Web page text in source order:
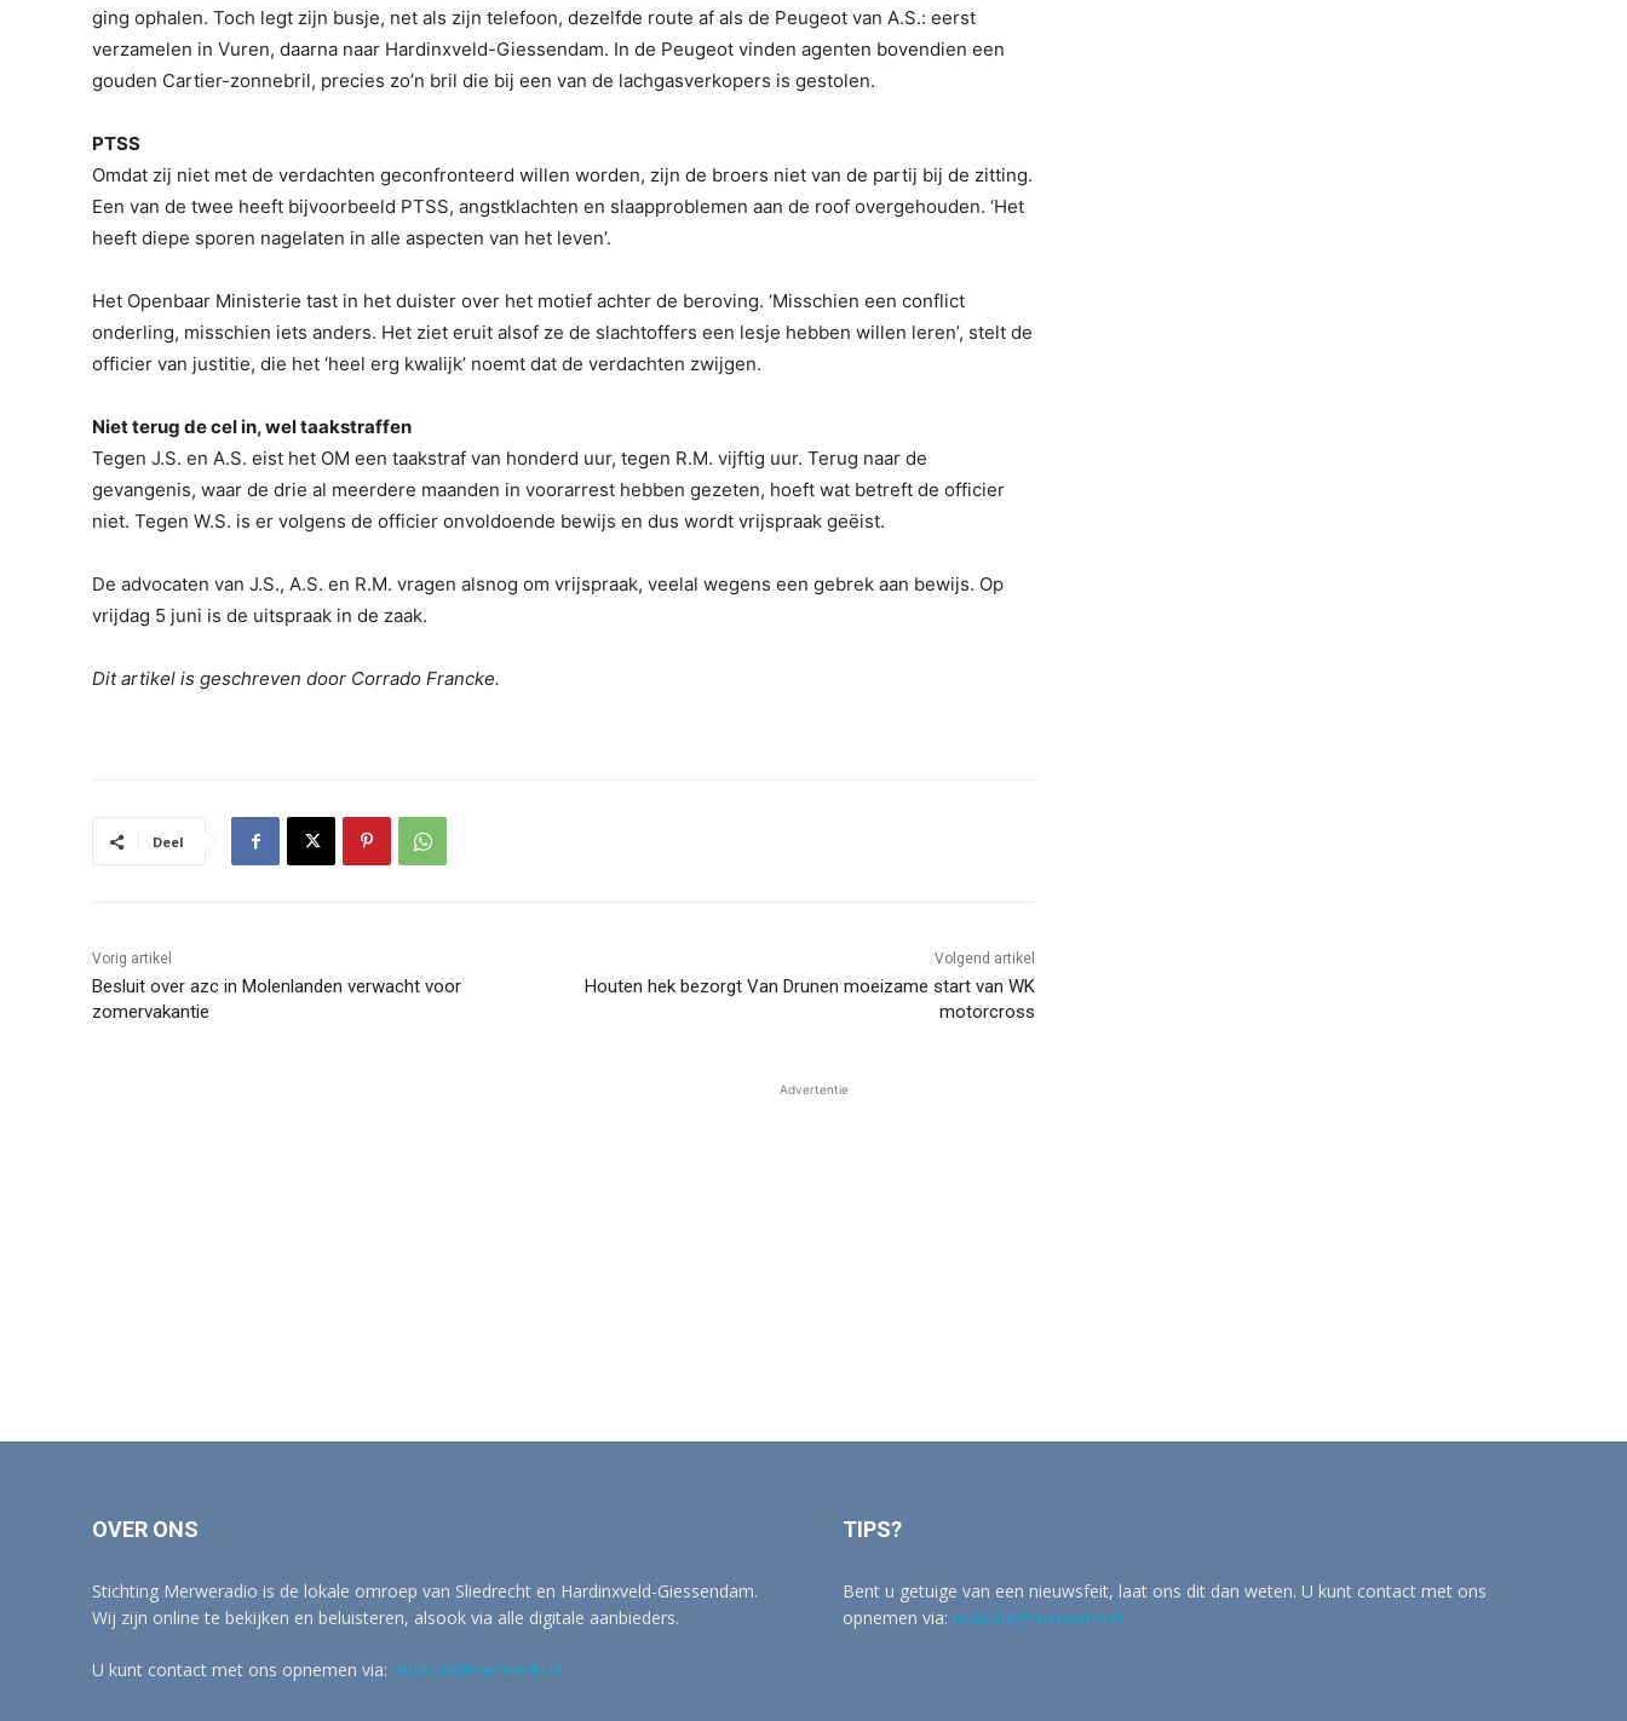
ging ophalen. Toch legt zijn busje, net als zijn telefoon, dezelfde route af als de Peugeot van A.S.: eerst
verzamelen in Vuren, daarna naar Hardinxveld-Giessendam. In de Peugeot vinden agenten bovendien een
gouden Cartier-zonnebril, precies zo’n bril die bij een van de lachgasverkopers is gestolen.
PTSS
Omdat zij niet met de verdachten geconfronteerd willen worden, zijn de broers niet van de partij bij de zitting.
Een van de twee heeft bijvoorbeeld PTSS, angstklachten en slaapproblemen aan de roof overgehouden. ‘Het
heeft diepe sporen nagelaten in alle aspecten van het leven’.
Het Openbaar Ministerie tast in het duister over het motief achter de beroving. ‘Misschien een conflict
onderling, misschien iets anders. Het ziet eruit alsof ze de slachtoffers een lesje hebben willen leren’, stelt de
officier van justitie, die het ‘heel erg kwalijk’ noemt dat de verdachten zwijgen.
Niet terug de cel in, wel taakstraffen
Tegen J.S. en A.S. eist het OM een taakstraf van honderd uur, tegen R.M. vijftig uur. Terug naar de
gevangenis, waar de drie al meerdere maanden in voorarrest hebben gezeten, hoeft wat betreft de officier
niet. Tegen W.S. is er volgens de officier onvoldoende bewijs en dus wordt vrijspraak geëist.
De advocaten van J.S., A.S. en R.M. vragen alsnog om vrijspraak, veelal wegens een gebrek aan bewijs. Op
vrijdag 5 juni is de uitspraak in de zaak.
Dit artikel is geschreven door Corrado Francke.
Deel
Vorig artikel
Besluit over azc in Molenlanden verwacht voor
zomervakantie
Volgend artikel
Houten hek bezorgt Van Drunen moeizame start van WK
motorcross
Advertentie
OVER ONS
Stichting Merweradio is de lokale omroep van Sliedrecht en Hardinxveld-Giessendam.
Wij zijn online te bekijken en beluisteren, alsook via alle digitale aanbieders.
U kunt contact met ons opnemen via: redactie@merwertv.nl
TIPS?
Bent u getuige van een nieuwsfeit, laat ons dit dan weten. U kunt contact met ons
opnemen via: redactie@merwertv.nl